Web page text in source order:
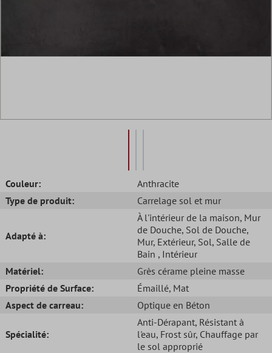
Couleur:
Anthracite
Type de produit:
Carrelage sol et mur
Adapté à:
À l'intérieur de la maison, Mur
de Douche, Sol de Douche,
Mur, Extérieur, Sol, Salle de
Bain , Intérieur
Matériel:
Grès cérame pleine masse
Propriété de Surface:
Émaillé, Mat
Aspect de carreau:
Optique en Béton
Spécialité:
Anti-Dérapant, Résistant à
l'eau, Frost sûr, Chauffage par
le sol approprié